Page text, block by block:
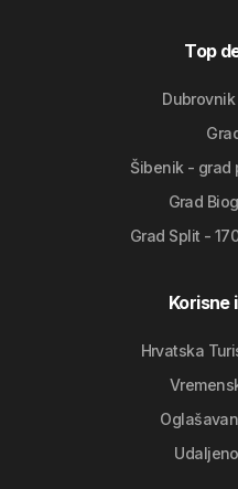
Top
Šibenik - grad
Grad
Grad Split -
Korisne
Hrvatska